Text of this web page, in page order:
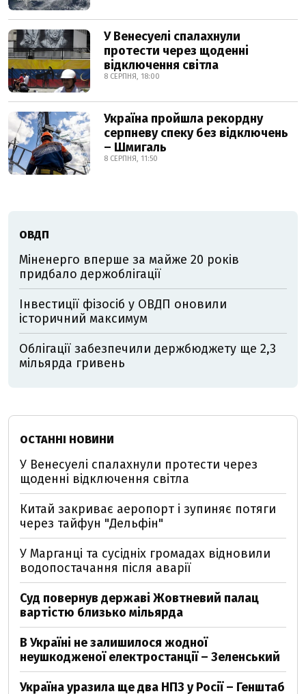
У Венесуелі спалахнули
протести через щоденні
відключення світла
8 СЕРПНЯ, 18:00
Україна пройшла рекордну
серпневу спеку без відключень
– Шмигаль
8 СЕРПНЯ, 11:50
ОВДП
Міненерго вперше за майже 20 років
придбало держоблігації
Інвестиції фізосіб у ОВДП оновили
історичний максимум
Облігації забезпечили держбюджету ще 2,3
мільярда гривень
ОСТАННІ НОВИНИ
У Венесуелі спалахнули протести через
щоденні відключення світла
Китай закриває аеропорт і зупиняє потяги
через тайфун "Дельфін"
У Марганці та сусідніх громадах відновили
водопостачання після аварії
Суд повернув державі Жовтневий палац
вартістю близько мільярда
В Україні не залишилося жодної
неушкодженої електростанції – Зеленський
Україна уразила ще два НПЗ у Росії – Генштаб